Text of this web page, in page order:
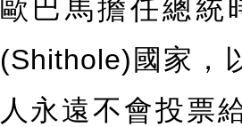
歐巴馬擔任總統
(Shithole) 國家，
人永遠不會投票